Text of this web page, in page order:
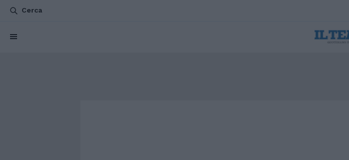
Cerca